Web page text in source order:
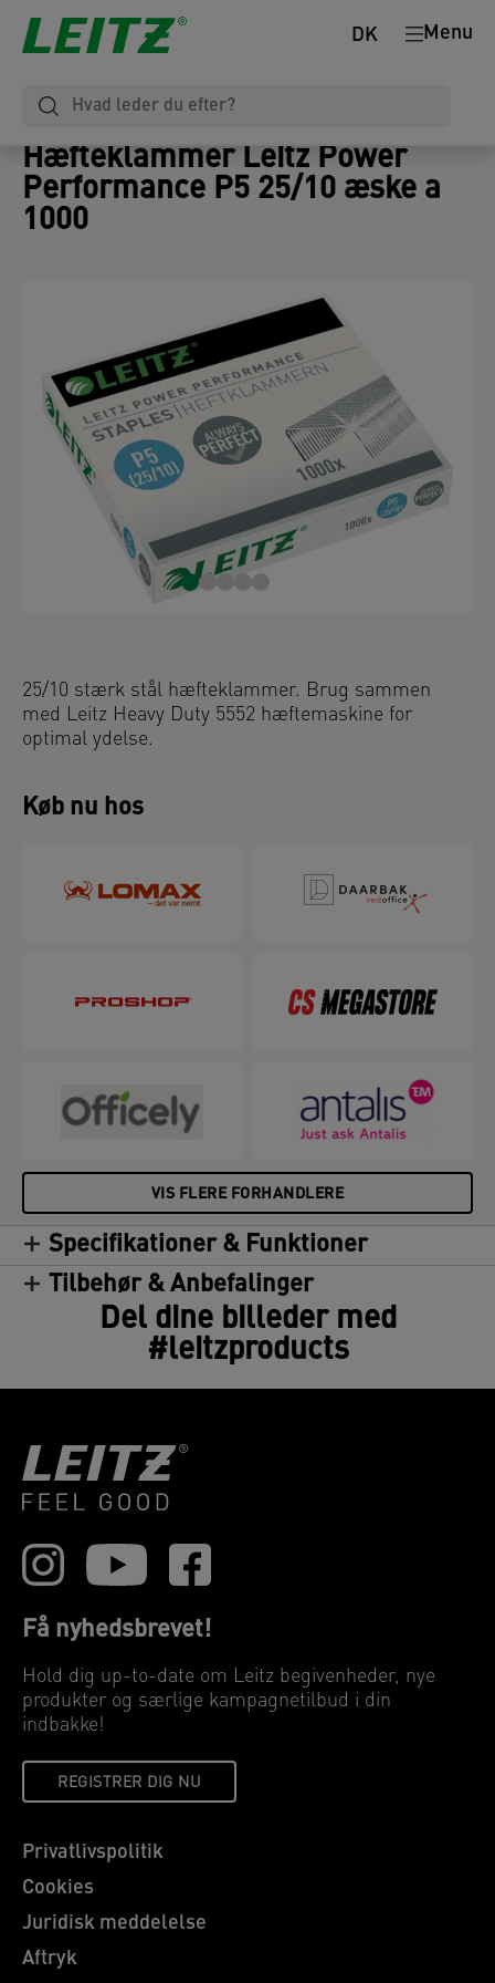
Menu
DK
Hæfteklammer Leitz Power
Performance P5 25/10 æske a
1000
25/10 stærk stål hæfteklammer. Brug sammen
med Leitz Heavy Duty 5552 hæftemaskine for
optimal ydelse.
Køb nu hos
VIS FLERE FORHANDLERE
Specifikationer & Funktioner
Tilbehør & Anbefalinger
Del dine billeder med
#leitzproducts
Få nyhedsbrevet!
Hold dig up-to-date om Leitz begivenheder, nye
produkter og særlige kampagnetilbud i din
indbakke!
REGISTRER DIG NU
Privatlivspolitik
Cookies
Juridisk meddelelse
Aftryk